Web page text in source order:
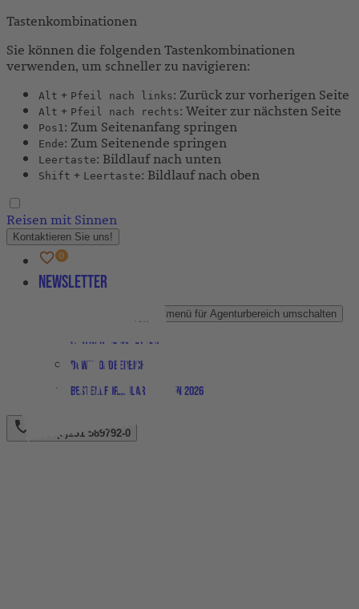
Tastenkombinationen
Sie können die folgenden Tastenkombinationen
verwenden, um schneller zu navigieren:
Alt + Pfeil nach links: Zurück zur vorherigen Seite
Alt + Pfeil nach rechts: Weiter zur nächsten Seite
Pos1: Zum Seitenanfang springen
Ende: Zum Seitenende springen
Leertaste: Bildlauf nach unten
Shift + Leertaste: Bildlauf nach oben
Reisen mit Sinnen
Kontaktieren Sie uns!
Newsletter
Untermenü für Agenturbereich umschalten
Downloadbereich
Bestellformular Magazin 2026
+49 (0)231 589792-0